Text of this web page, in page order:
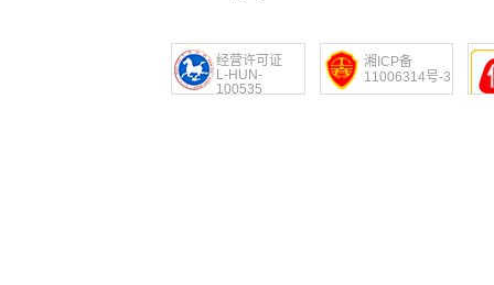
经营许可证
L-HUN-
100535
湘ICP备
11006314号-3